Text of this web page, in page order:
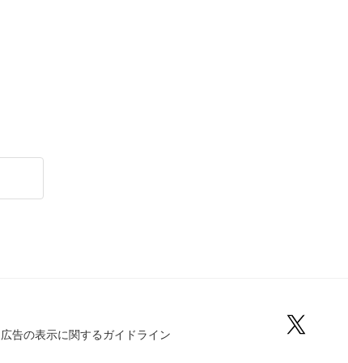
広告の表示に関するガイドライン